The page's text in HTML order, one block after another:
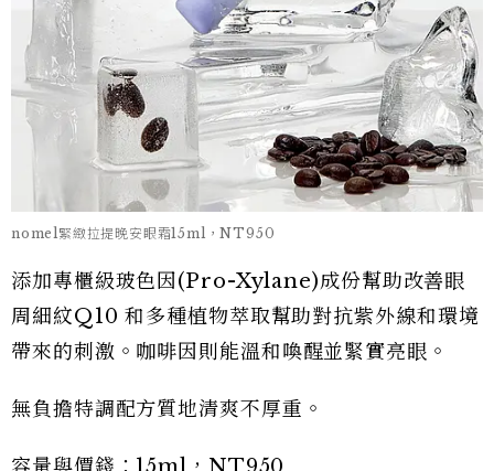
nomel緊緻拉提晚安眼霜15ml，NT950
添加專櫃級玻色因(Pro-Xylane)成份幫助改善眼
周細紋Q10 和多種植物萃取幫助對抗紫外線和環境
帶來的刺激。咖啡因則能溫和喚醒並緊實亮眼。
無負擔特調配方質地清爽不厚重。